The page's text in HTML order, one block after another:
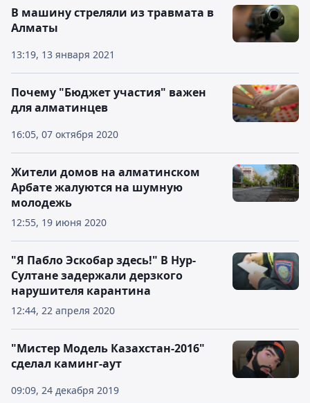
13:19, 13 января 2021
В машину стреляли из травмата в
Алматы
16:05, 07 октября 2020
Почему "Бюджет участия" важен
для алматинцев
12:55, 19 июня 2020
Жители домов на алматинском
Арбате жалуются на шумную
молодежь
12:44, 22 апреля 2020
"Я Пабло Эскобар здесь!" В Нур-
Султане задержали дерзкого
нарушителя карантина
09:09, 24 декабря 2019
"Мистер Модель Казахстан-2016"
сделал каминг-аут